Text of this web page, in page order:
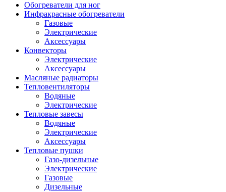
Обогреватели для ног
Инфракрасные обогреватели
Газовые
Электрические
Аксессуары
Конвекторы
Электрические
Аксессуары
Масляные радиаторы
Тепловентиляторы
Водяные
Электрические
Тепловые завесы
Водяные
Электрические
Аксессуары
Тепловые пушки
Газо-дизельные
Электрические
Газовые
Дизельные